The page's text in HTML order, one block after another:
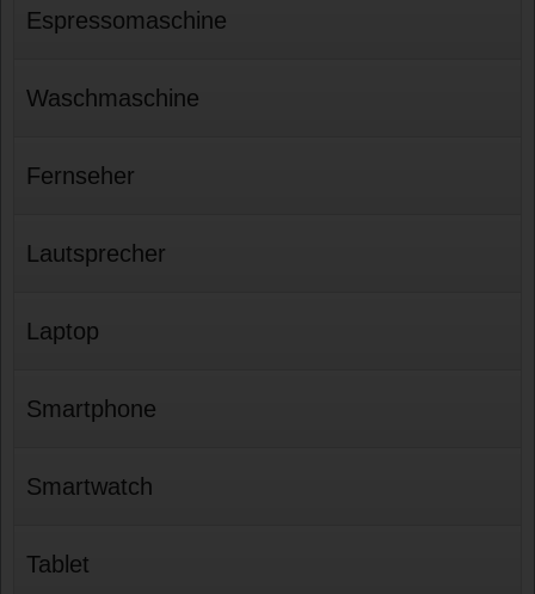
Espressomaschine
Waschmaschine
Fernseher
Lautsprecher
Laptop
Smartphone
Smartwatch
Tablet